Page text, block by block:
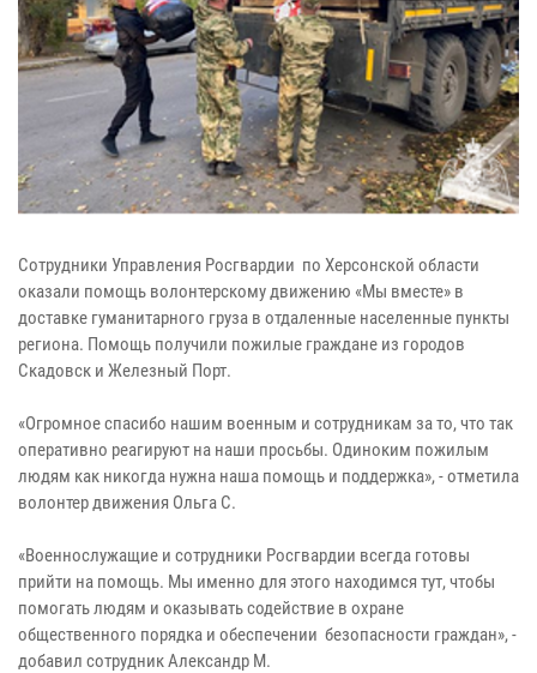
Сотрудники Управления Росгвардии по Херсонской области
оказали помощь волонтерскому движению «Мы вместе» в
доставке гуманитарного груза в отдаленные населенные пункты
региона. Помощь получили пожилые граждане из городов
Скадовск и Железный Порт.
«Огромное спасибо нашим военным и сотрудникам за то, что так
оперативно реагируют на наши просьбы. Одиноким пожилым
людям как никогда нужна наша помощь и поддержка», - отметила
волонтер движения Ольга С.
«Военнослужащие и сотрудники Росгвардии всегда готовы
прийти на помощь. Мы именно для этого находимся тут, чтобы
помогать людям и оказывать содействие в охране
общественного порядка и обеспечении безопасности граждан», -
добавил сотрудник Александр М.